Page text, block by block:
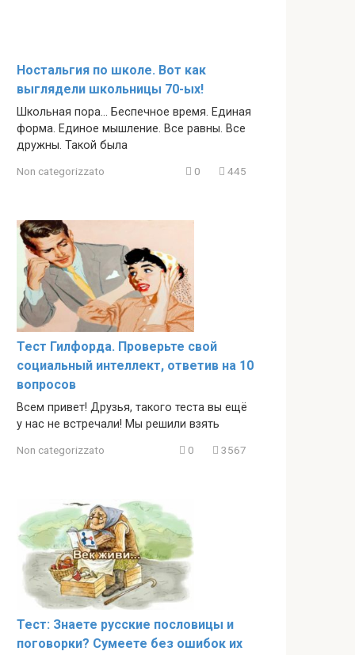
Ностальгия по школе. Вот как
выглядели школьницы 70-ых!
Школьная пора… Беспечное время. Единая
форма. Единое мышление. Все равны. Все
дружны. Такой была
Non categorizzato 0 445
Тест Гилфорда. Проверьте свой
социальный интеллект, ответив на 10
вопросов
Всем привет! Друзья, такого теста вы ещё
у нас не встречали! Мы решили взять
Non categorizzato 0 3567
Тест: Знаете русские пословицы и
поговорки? Сумеете без ошибок их